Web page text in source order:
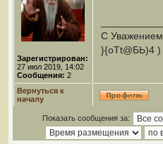
Зарегистрирован:
27 июл 2019, 14:02
Сообщения: 2
С Уважением
}{oTt@БЬ)4 )
Вернуться к
началу
Показать сообщения за: